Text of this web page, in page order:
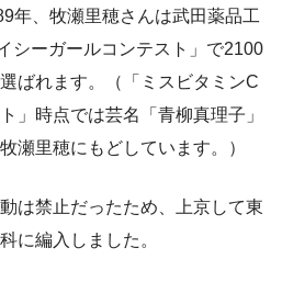
年、牧瀬里穂さんは武田薬品工
シーガールコンテスト」で2100
ばれます。（「ミスビタミンC
」時点では芸名「青柳真理子」
瀬里穂にもどしています。）
は禁止だったため、上京して東
に編入しました。